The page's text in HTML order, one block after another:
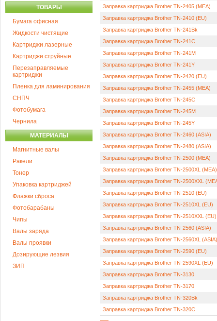
ТОВАРЫ
Бумага офисная
Жидкости чистящие
Картриджи лазерные
Картриджи струйные
Перезаправляемые
картриджи
Пленка для ламинирования
СНПЧ
Фотобумага
Чернила
МАТЕРИАЛЫ
Магнитные валы
Ракели
Тонер
Упаковка картриджей
Флажки сброса
Фотобарабаны
Чипы
Валы заряда
Валы проявки
Дозирующие лезвия
ЗИП
Заправка картриджа Brother TN-2405 (MEA)
Заправка картриджа Brother TN-2410 (EU)
Заправка картриджа Brother TN-241Bk
Заправка картриджа Brother TN-241C
Заправка картриджа Brother TN-241M
Заправка картриджа Brother TN-241Y
Заправка картриджа Brother TN-2420 (EU)
Заправка картриджа Brother TN-2455 (MEA)
Заправка картриджа Brother TN-245C
Заправка картриджа Brother TN-245M
Заправка картриджа Brother TN-245Y
Заправка картриджа Brother TN-2460 (ASIA)
Заправка картриджа Brother TN-2480 (ASIA)
Заправка картриджа Brother TN-2500 (MEA)
Заправка картриджа Brother TN-2500XL (MEA)
Заправка картриджа Brother TN-2500XXL
Заправка картриджа Brother TN-2510 (EU)
Заправка картриджа Brother TN-2510XL (EU)
Заправка картриджа Brother TN-2510XXL (EU)
Заправка картриджа Brother TN-2560 (ASIA)
Заправка картриджа Brother TN-2560XL (ASIA)
Заправка картриджа Brother TN-2590 (EU)
Заправка картриджа Brother TN-2590XL (EU)
Заправка картриджа Brother TN-3130
Заправка картриджа Brother TN-3170
Заправка картриджа Brother TN-320Bk
Заправка картриджа Brother TN-320C